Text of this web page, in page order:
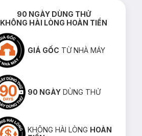
90 NGÀY DÙNG THỬ
KHÔNG HÀI LÒNG HOÀN TIỀN
GIÁ GỐC TỪ NHÀ MÁY
90 NGÀY DÙNG THỬ
KHÔNG HÀI LÒNG HOÀN